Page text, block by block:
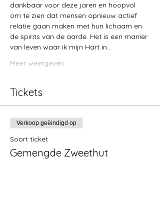
dankbaar voor deze jaren en hoopvol
om te zien dat mensen opnieuw actief
relatie gaan maken met hun lichaam en
de spirits van de aarde. Het is een manier
van leven waar ik mijn Hart in…
Meer weergeven
Tickets
Verkoop geëindigd op
Soort ticket
Gemengde Zweethut